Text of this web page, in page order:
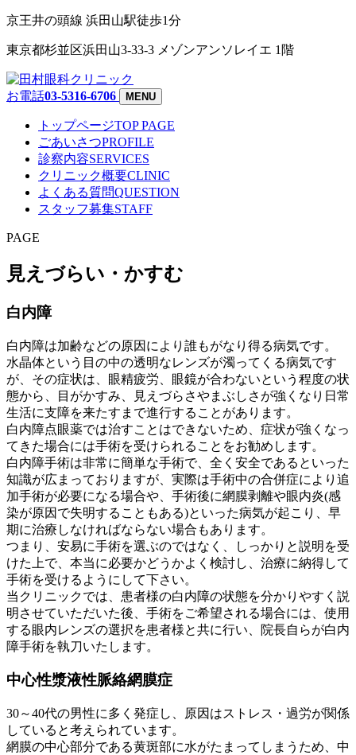
京王井の頭線 浜田山駅徒歩1分
東京都杉並区浜田山3-33-3 メゾンアンソレイエ 1階
お電話03-5316-6706 MENU
トップページTOP PAGE
ごあいさつPROFILE
診察内容SERVICES
クリニック概要CLINIC
よくある質問QUESTION
スタッフ募集STAFF
PAGE
見えづらい・かすむ
白内障
白内障は加齢などの原因により誰もがなり得る病気です。
水晶体という目の中の透明なレンズが濁ってくる病気です
が、その症状は、眼精疲労、眼鏡が合わないという程度の状
態から、目がかすみ、見えづらさやまぶしさが強くなり日常
生活に支障を来たすまで進行することがあります。
白内障点眼薬では治すことはできないため、症状が強くなっ
てきた場合には手術を受けられることをお勧めします。
白内障手術は非常に簡単な手術で、全く安全であるといった
知識が広まっておりますが、実際は手術中の合併症により追
加手術が必要になる場合や、手術後に網膜剥離や眼内炎(感
染が原因で失明することもある)といった病気が起こり、早
期に治療しなければならない場合もあります。
つまり、安易に手術を選ぶのではなく、しっかりと説明を受
けた上で、本当に必要かどうかよく検討し、治療に納得して
手術を受けるようにして下さい。
当クリニックでは、患者様の白内障の状態を分かりやすく説
明させていただいた後、手術をご希望される場合には、使用
する眼内レンズの選択を患者様と共に行い、院長自らが白内
障手術を執刀いたします。
中心性漿液性脈絡網膜症
30～40代の男性に多く発症し、原因はストレス・過労が関係
していると考えられています。
網膜の中心部分である黄斑部に水がたまってしまうため、中